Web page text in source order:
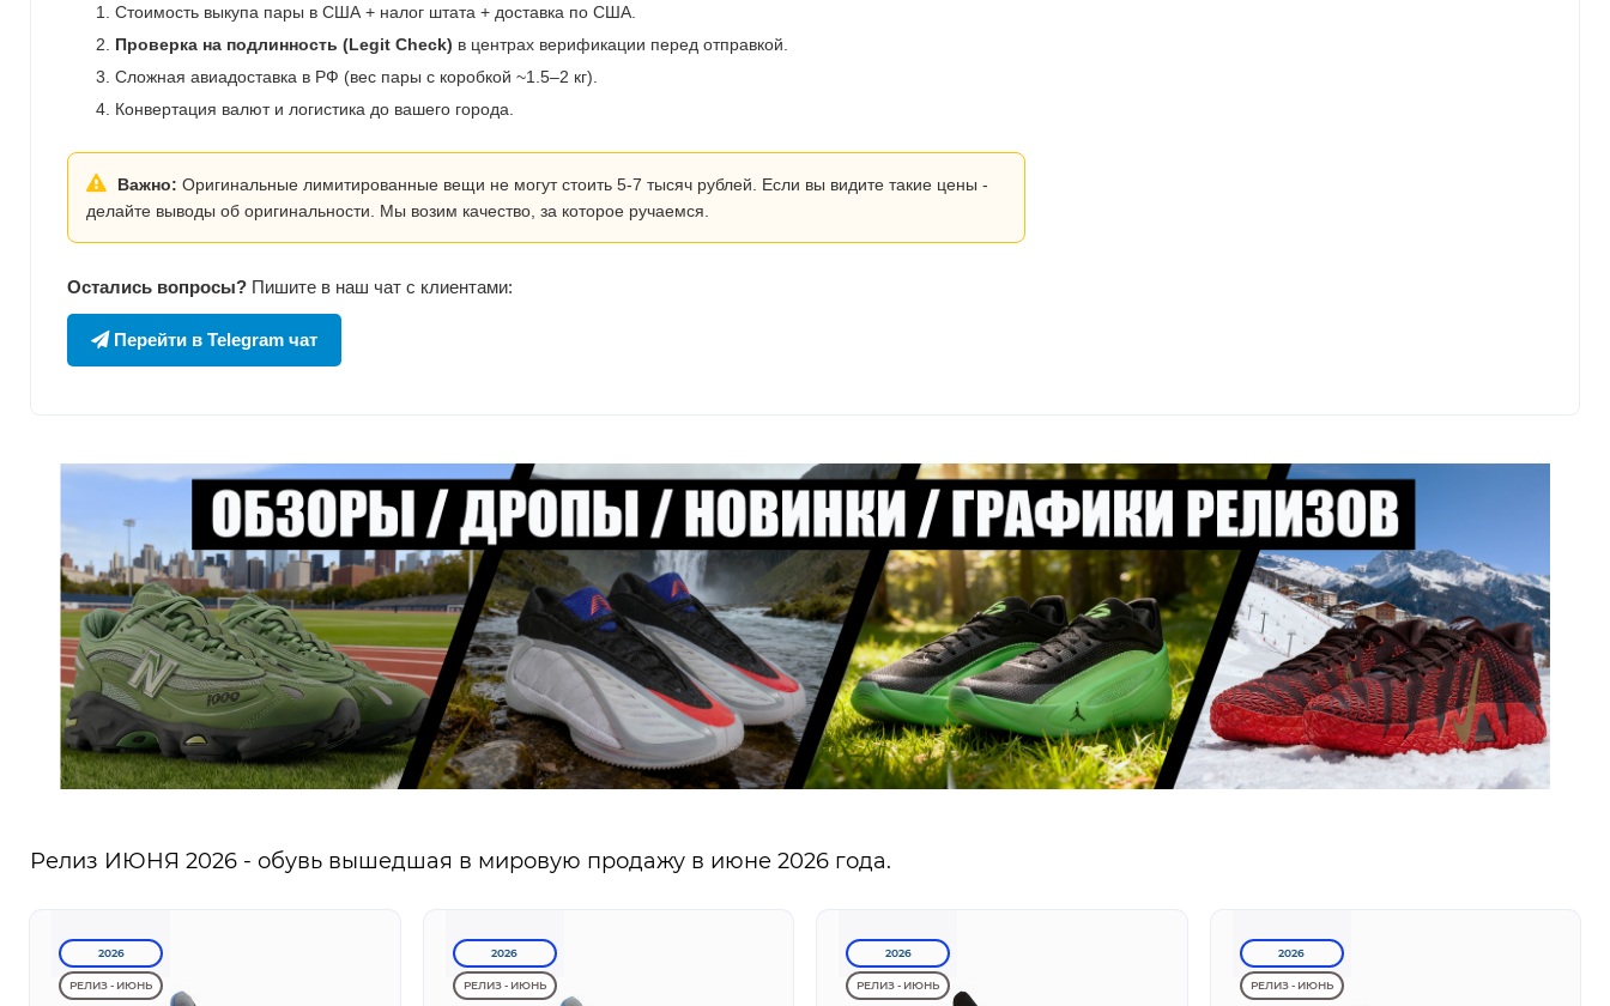
Стоимость выкупа пары в США + налог штата + доставка по США.
Проверка на подлинность (Legit Check) в центрах верификации перед отправкой.
Сложная авиадоставка в РФ (вес пары с коробкой ~1.5–2 кг).
Конвертация валют и логистика до вашего города.
Важно: Оригинальные лимитированные вещи не могут стоить 5-7 тысяч рублей. Если вы видите такие цены -
делайте выводы об оригинальности. Мы возим качество, за которое ручаемся.
Остались вопросы? Пишите в наш чат с клиентами:
Перейти в Telegram чат
Релиз ИЮНЯ 2026 - обувь вышедшая в мировую продажу в июне 2026 года.
2026
РЕЛИЗ - ИЮНЬ
2026
РЕЛИЗ - ИЮНЬ
2026
РЕЛИЗ - ИЮНЬ
2026
РЕЛИЗ - ИЮНЬ